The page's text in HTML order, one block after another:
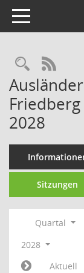
Toggle navigation
2028
Sitzungen
Quartal
2028
Aktuell